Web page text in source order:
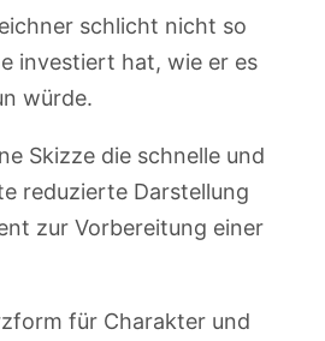
schlicht nicht so
investiert hat, wie er es
würde.
Skizze die schnelle und
reduzierte Darstellung
zur Vorbereitung einer
für Charakter und